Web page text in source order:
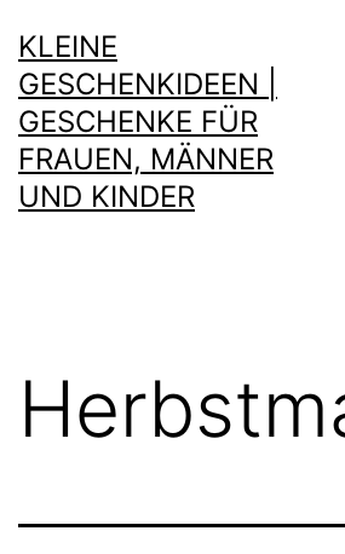
Inhalt
springen
KLEINE
GESCHENKIDEEN |
GESCHENKE FÜR
FRAUEN, MÄNNER
UND KINDER